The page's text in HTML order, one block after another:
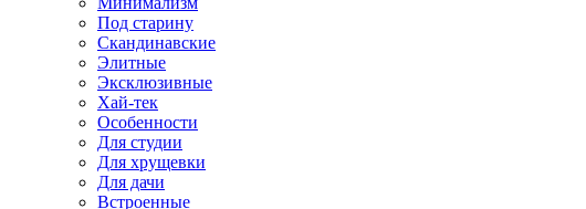
Под старину
Скандинавские
Элитные
Эксклюзивные
Хай-тек
Особенности
Для студии
Для хрущевки
Для дачи
Встроенные